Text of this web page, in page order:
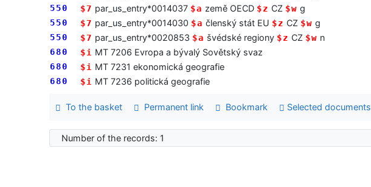
550 $7 par_us_entry*0014037 $a země OECD $z CZ $w g
550 $7 par_us_entry*0014030 $a členský stát EU $z CZ $w g
550 $7 par_us_entry*0020853 $a švédské regiony $z CZ $w n
680 $i MT 7206 Evropa a bývalý Sovětský svaz
680 $i MT 7231 ekonomická geografie
680 $i MT 7236 politická geografie
To the basket Permanent link Bookmark Selected documents
Number of the records: 1